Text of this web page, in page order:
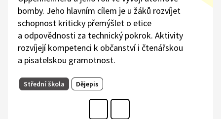
bomby. Jeho hlavním cílem je u žáků rozvíjet
schopnost kriticky přemýšlet o etice
a odpovědnosti za technický pokrok. Aktivity
rozvíjejí kompetenci k občanství i čtenářskou
a pisatelskou gramotnost.
Střední škola Dějepis